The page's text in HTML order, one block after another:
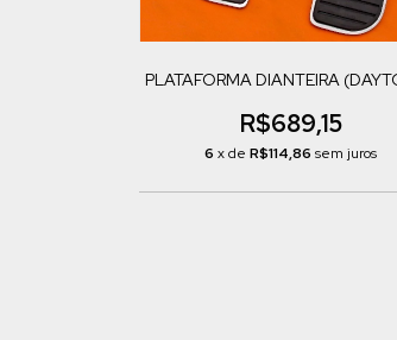
PLATAFORMA DIANTEIRA
R$689,15
6 x de R$114,86 sem juros